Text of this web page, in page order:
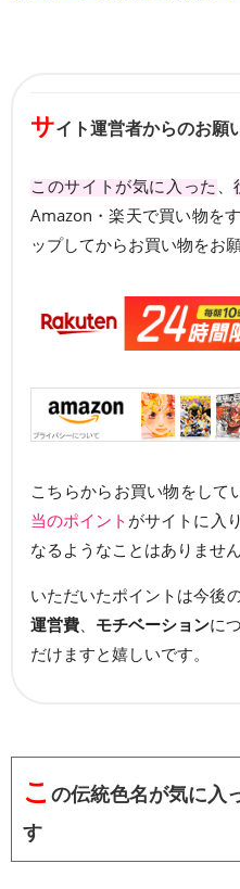
サイト運営者からのお願
このサイトが気に入った
Amazon・楽天で買い物を
ップしてからお買い物をお
こちらからお買い物をして
当のポイント がサイトに入
なるようなことはありません
いただいたポイントは今後
運営費、 モチベーションに
だけますと嬉しいです。
こ の伝統色名が気に入
す